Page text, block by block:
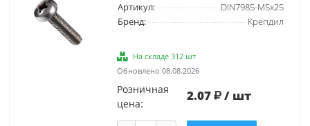
Артикул:
DIN7985-М5х25
Бренд:
Крепдил
На складе 312 шт
Обновлено 08.08.2026
Розничная
цена:
2.07 / шт